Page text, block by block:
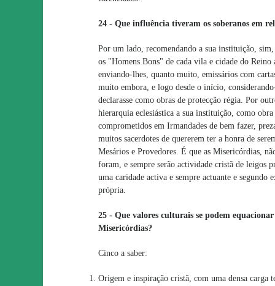
24 - Que influência tiveram os soberanos em
Por um lado, recomendando a sua instituição,
os "Homens Bons" de cada vila e cidade do
enviando-lhes, quanto muito, emissários com
muito embora, e logo desde o início,
declarasse como obras de protecção régia. Por
hierarquia eclesiástica a sua instituição, como
comprometidos em Irmandades de bem fazer,
muitos sacerdotes de quererem ter a honra de
Mesários e Provedores. É que as Misericórdias,
foram, e sempre serão actividade cristã de leigos
uma caridade activa e sempre actuante e segundo
própria.
25 - Que valores culturais se podem equacionar
Misericórdias?
Cinco a saber:
Origem e inspiração cristã, com uma densa